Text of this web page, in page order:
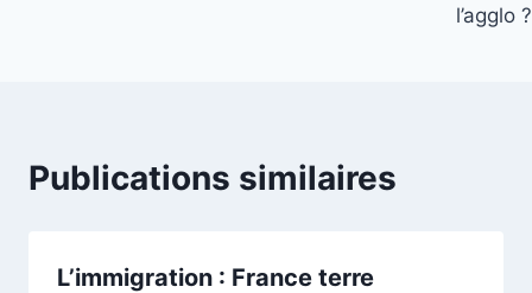
l’agglo ?
Publications similaires
L’immigration : France terre